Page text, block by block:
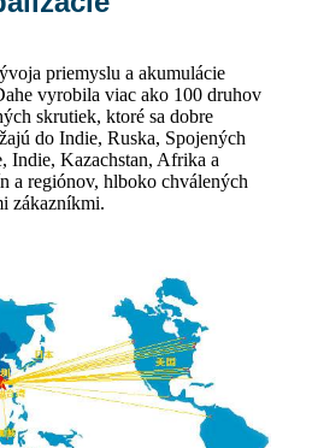
priemyslu a akumulácie
vyrobila viac ako 100 druhov
skrutiek, ktoré sa dobre
do Indie, Ruska, Spojených
Indie, Kazachstan, Afrika a
a regiónov, hlboko chválených
zákazníkmi.